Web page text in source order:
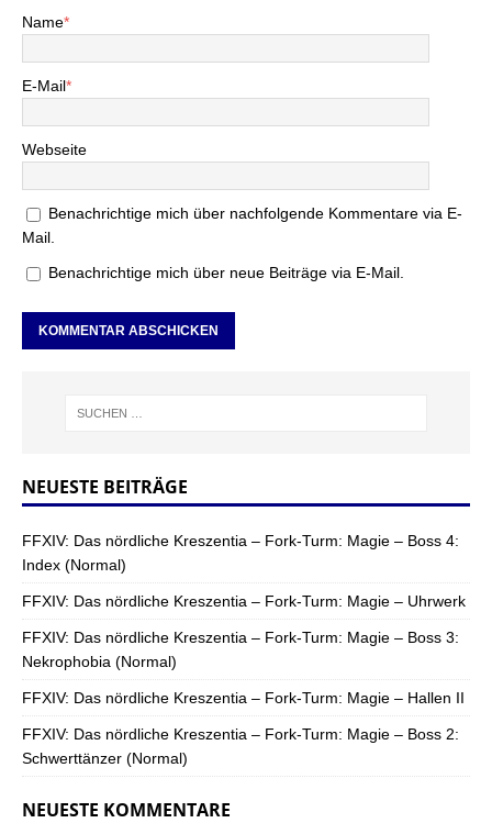
Name*
E-Mail*
Webseite
Benachrichtige mich über nachfolgende Kommentare via E-
Mail.
Benachrichtige mich über neue Beiträge via E-Mail.
NEUESTE BEITRÄGE
FFXIV: Das nördliche Kreszentia – Fork-Turm: Magie – Boss 4:
Index (Normal)
FFXIV: Das nördliche Kreszentia – Fork-Turm: Magie – Uhrwerk
FFXIV: Das nördliche Kreszentia – Fork-Turm: Magie – Boss 3:
Nekrophobia (Normal)
FFXIV: Das nördliche Kreszentia – Fork-Turm: Magie – Hallen II
FFXIV: Das nördliche Kreszentia – Fork-Turm: Magie – Boss 2:
Schwerttänzer (Normal)
NEUESTE KOMMENTARE